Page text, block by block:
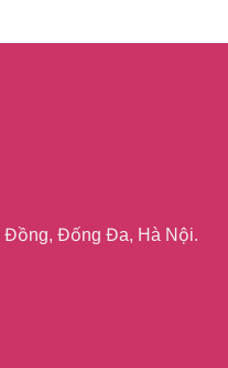
Đồng, Đống Đa, Hà Nội.